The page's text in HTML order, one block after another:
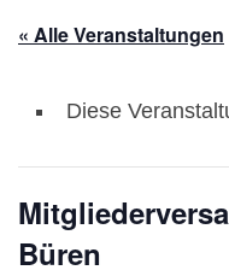
« Alle Veranstaltungen
Diese
Büren